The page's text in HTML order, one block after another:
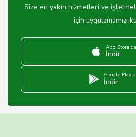
Size en yakın hizmetleri ve
için uygulamamızı
App
İndir
Google
İndir